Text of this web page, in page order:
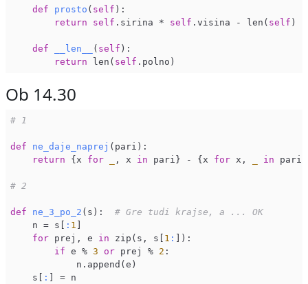
def prosto ( self ) :
return
self .sirina * self .visina - len( self )
def __len__ ( self ) :
return len( self
Ob 14.30
# 1
def ne_daje_naprej (pari) :
return {x for , x in pari} - {x for x, in pari}
# 2
def ne_3_po_2 (s) : # Gre tudi krajse, a ... OK
    n = s[
: 1
for prej, e in zip(s, s[ 1 :
]):
if e % 3 or prej % 2 :
            n.append(e)
    s[
: ] = n